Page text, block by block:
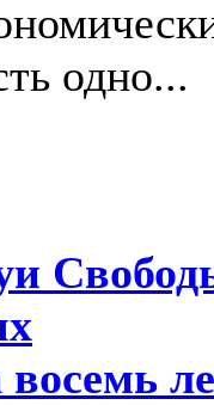
одно...
восемь